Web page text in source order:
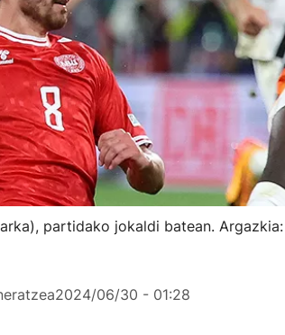
partidako jokaldi batean. Argazkia:
2024/06/30 - 01:28